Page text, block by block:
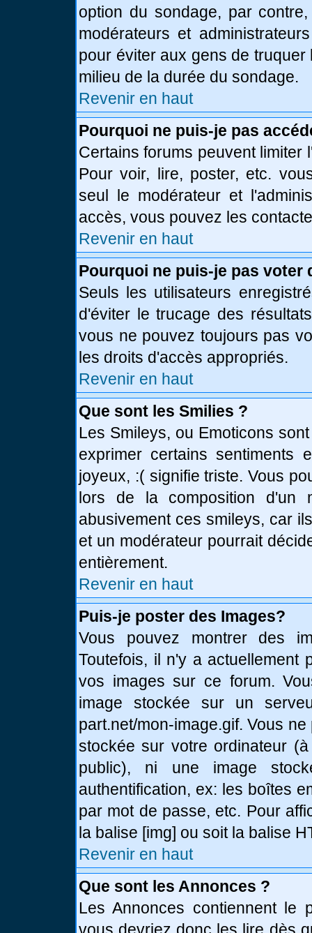
option du sondage, par
modérateurs et
pour éviter aux gens de
milieu de la durée du sondage.
Revenir en haut
Pourquoi ne puis-je pas
Certains forums peuvent limiter
Pour voir, lire, poster, etc.
seul le modérateur et
accès, vous pouvez les
Revenir en haut
Pourquoi ne puis-je pas voter
Seuls les utilisateurs
d'éviter le trucage des
vous ne pouvez toujours pas
les droits d'accès appropriés.
Revenir en haut
Que sont les Smilies ?
Les Smileys, ou Emoticons
exprimer certains sentiments
joyeux, :( signifie triste. Vous
lors de la composition d'un
abusivement ces smileys, car
et un modérateur pourrait
entièrement.
Revenir en haut
Puis-je poster des Images?
Vous pouvez montrer des
Toutefois, il n'y a actuellement
vos images sur ce forum.
image stockée sur un
part.net/mon-image.gif. Vous
stockée sur votre ordinateur
public), ni une image
authentification, ex: les boîtes
par mot de passe, etc. Pour
la balise [img] ou soit la balise
Revenir en haut
Que sont les Annonces ?
Les Annonces contiennent le